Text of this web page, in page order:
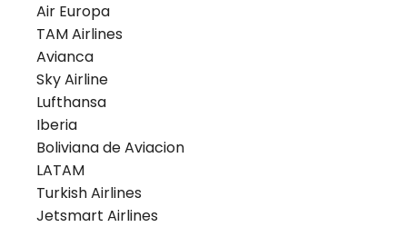
Air Europa
TAM Airlines
Avianca
Sky Airline
Lufthansa
Iberia
Boliviana de Aviacion
LATAM
Turkish Airlines
Jetsmart Airlines